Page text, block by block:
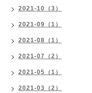
2021-10（3）
2021-09（1）
2021-08（1）
2021-07（2）
2021-05（1）
2021-03（2）